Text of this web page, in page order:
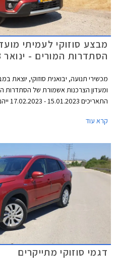
מבצע סוזוקי לעמיתי
הסתדרות המורים - ינואר 2023
מכשירי תנועה, יבואנית סוזוקי, יוצאת
ומעדון הצרכנות אשמורת של הסתדרות
באמצעות החברת הליסינג כספא מבית
קרא עוד
דגמי סוזוקי מתייקרים